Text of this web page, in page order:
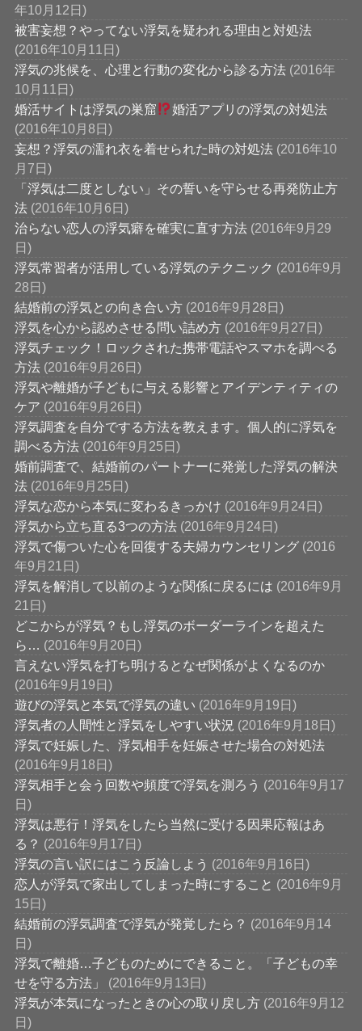
年10月12日)
被害妄想？やってない浮気を疑われる理由と対処法
(2016年10月11日)
浮気の兆候を、心理と行動の変化から診る方法 (2016年
10月11日)
婚活サイトは浮気の巣窟
婚活アプリの浮気の対処法
(2016年10月8日)
妄想？浮気の濡れ衣を着せられた時の対処法 (2016年10
月7日)
「浮気は二度としない」その誓いを守らせる再発防止方
法 (2016年10月6日)
治らない恋人の浮気癖を確実に直す方法 (2016年9月29
日)
浮気常習者が活用している浮気のテクニック (2016年9月
28日)
結婚前の浮気との向き合い方 (2016年9月28日)
浮気を心から認めさせる問い詰め方 (2016年9月27日)
浮気チェック！ロックされた携帯電話やスマホを調べる
方法 (2016年9月26日)
浮気や離婚が子どもに与える影響とアイデンティティの
ケア (2016年9月26日)
浮気調査を自分でする方法を教えます。個人的に浮気を
調べる方法 (2016年9月25日)
婚前調査で、結婚前のパートナーに発覚した浮気の解決
法 (2016年9月25日)
浮気な恋から本気に変わるきっかけ (2016年9月24日)
浮気から立ち直る3つの方法 (2016年9月24日)
浮気で傷ついた心を回復する夫婦カウンセリング (2016
年9月21日)
浮気を解消して以前のような関係に戻るには (2016年9月
21日)
どこからが浮気？もし浮気のボーダーラインを超えた
ら… (2016年9月20日)
言えない浮気を打ち明けるとなぜ関係がよくなるのか
(2016年9月19日)
遊びの浮気と本気で浮気の違い (2016年9月19日)
浮気者の人間性と浮気をしやすい状況 (2016年9月18日)
浮気で妊娠した、浮気相手を妊娠させた場合の対処法
(2016年9月18日)
浮気相手と会う回数や頻度で浮気を測ろう (2016年9月17
日)
浮気は悪行！浮気をしたら当然に受ける因果応報はあ
る？ (2016年9月17日)
浮気の言い訳にはこう反論しよう (2016年9月16日)
恋人が浮気で家出してしまった時にすること (2016年9月
15日)
結婚前の浮気調査で浮気が発覚したら？ (2016年9月14
日)
浮気で離婚…子どものためにできること。「子どもの幸
せを守る方法」
(2016年9月13日)
浮気が本気になったときの心の取り戻し方 (2016年9月12
日)